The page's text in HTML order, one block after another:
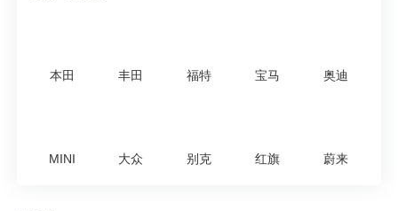
本田 丰田 福特 宝马 奥迪
MINI 大众 别克 红旗 蔚来